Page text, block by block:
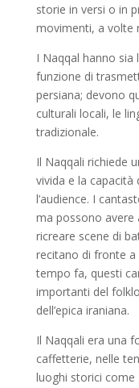
storie in versi o in
movimenti, a volte
I Naqqal hanno
funzione di
persiana; devono
culturali locali, le
tradizionale.
Il Naqqali richiede
vivida e la capacità
l’audience. I
ma possono avere
ricreare scene di
recitano di fronte a
tempo fa, questi
importanti del
dell’epica iraniana.
Il Naqqali era una
caffetterie, nelle
luoghi storici come